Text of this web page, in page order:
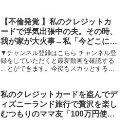
⇒☆lovehawksサブチャンネル⇒★AMEX
カード「本人限定受取郵...
【不倫発覚 】私のクレジットカ
ードで浮気出張中の夫。その時、
我が家が大火事→私「今どこにい
るの！？」夫「家だけど？」→何
も知らずに帰宅した浮気夫
▼チャンネル登録はこちら チャンネル登
録をしていただくと最新動画を確認する
ことができます。今後もスカッとする話
くお願いいたします！※登場する人物は
仮名です。実在する人物...
私のクレジットカードを盗んでデ
ィズニーランド旅行で贅沢を楽し
むつもりのママ友「100万円使う